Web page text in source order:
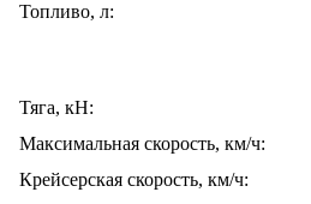
Топливо, л:
Тяга, кН:
Максимальная скорость, км/ч:
Крейсерская скорость, км/ч: